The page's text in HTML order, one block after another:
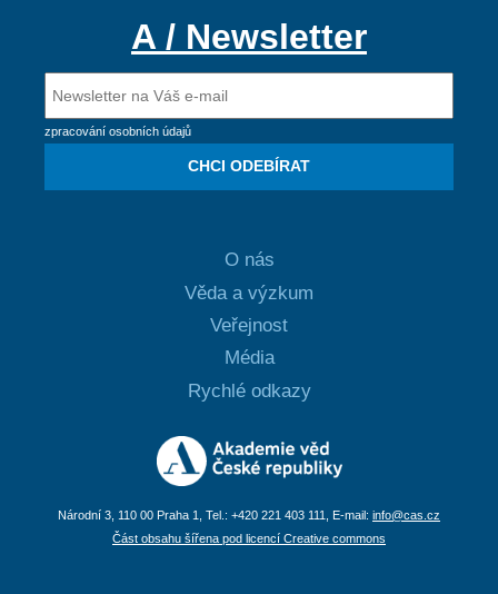
A / Newsletter
zpracování osobních údajů
CHCI ODEBÍRAT
O nás
Věda a výzkum
Veřejnost
Média
Rychlé odkazy
Národní 3, 110 00 Praha 1, Tel.: +420 221 403 111, E-mail: info@cas.cz
Část obsahu šířena pod licencí Creative commons